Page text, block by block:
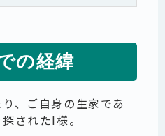
の経緯
、ご自身の生家であ
されたI様。